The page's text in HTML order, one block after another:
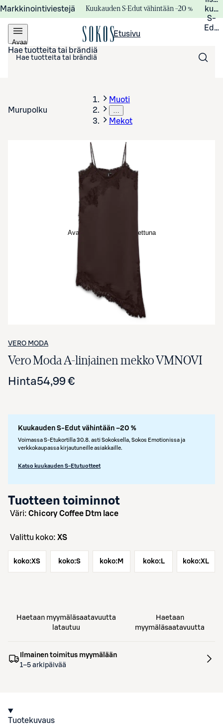
Markkinointiviestejä Kuukauden S-Edut vähintään –20 %
S-
Avaa
valikko
Etusivu
Hae tuotteita tai brändiä
Murupolku
Muoti
…
Mekot
Avaa tuotekuva suurennettuna
VERO MODA
Vero Moda A-linjainen mekko VMNOVI
Hinta54,99 €
Kuukauden S-Edut vähintään –20 %
Voimassa S-Etukortilla 30.8. asti Sokoksella, Sokos Emotionissa ja
verkkokaupassa kirjautuneille asiakkaille.
Katso kuukauden S-Etutuotteet
Tuotteen toiminnot
väri: Chicory Coffee Dtm lace
Valittu koko: XS
koko:XS koko:S koko: M koko: L koko:XL
Haetaan myymäläsaatavuutta
latautuu
Haetaan
myymäläsaatavuutta
Ilmainen toimitus myymälään
1–5 arkipäivää
Tuotekuvaus